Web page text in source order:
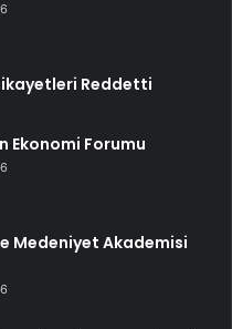
Reddetti
Ekonomi Forumu
Medeniyet Akademisi